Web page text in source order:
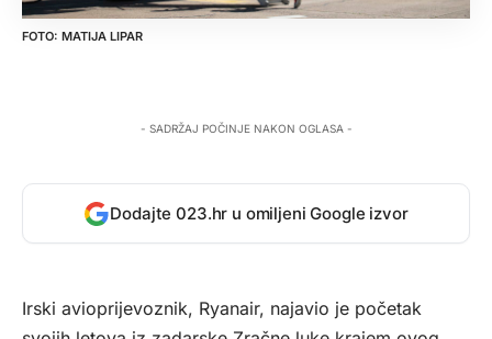
MATIJA LIPAR
- SADRŽAJ POČINJE NAKON OGLASA -
Dodajte 023.hr u omiljeni Google izvor
Irski avioprijevoznik, Ryanair, najavio je početak